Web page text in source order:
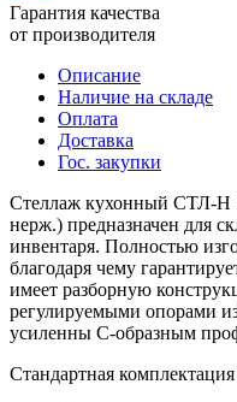
Гарантия качества
от производителя
Описание
Наличие на складе
Оплата
Доставка
Гос. закупки
Стеллаж кухонный СТЛ-Н
нерж.) предназначен для
инвентаря. Полностью
благодаря чему
имеет разборную
регулируемыми опорами
усиленны С-образным
Стандартная комплектация